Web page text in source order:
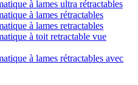
à lames ultra rétractables
à lames rétractables
à lames retractables
à toit retractable vue
à lames rétractables avec